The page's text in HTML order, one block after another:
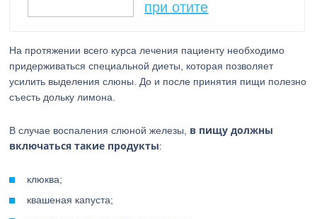
при отите
На протяжении всего курса лечения пациенту необходимо
придерживаться специальной диеты, которая позволяет
усилить выделения слюны. До и после принятия пищи полезно
съесть дольку лимона.
В случае воспаления слюной железы, в пищу должны
включаться такие продукты:
клюква;
квашеная капуста;